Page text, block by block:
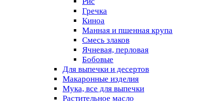
Гречка
Киноа
Манная и пшенная крупа
Смесь злаков
Ячневая, перловая
Бобовые
Для выпечки и десертов
Макаронные изделия
Мука, все для выпечки
Растительное масло